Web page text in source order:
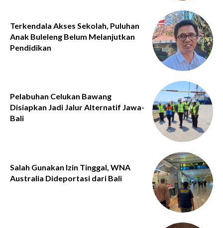
Terkendala Akses Sekolah, Puluhan
Anak Buleleng Belum Melanjutkan
Pendidikan
Pelabuhan Celukan Bawang
Disiapkan Jadi Jalur Alternatif Jawa-
Bali
Salah Gunakan Izin Tinggal, WNA
Australia Dideportasi dari Bali